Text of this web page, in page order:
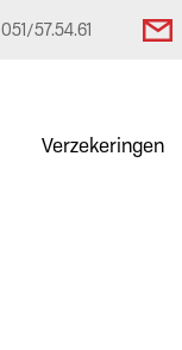
051/57.54.61
Verzekeringen